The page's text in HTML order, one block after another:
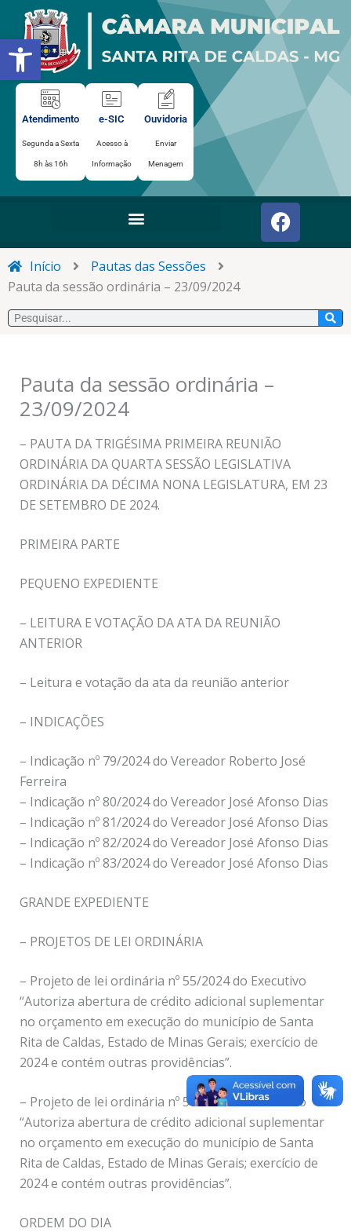
Abrir a barra de ferramentas
para
conteúdo
Atendimento
Segunda a Sexta
8h às 16h
e-SIC
Acesso à
Informação
Ouvidoria
Enviar
Menagem
F
a
c
o
o
Início
Pautas das Sessões
Pauta da sessão ordinária – 23/09/2024
Pesquisar
Pauta da sessão ordinária –
23/09/2024
– PAUTA DA TRIGÉSIMA PRIMEIRA REUNIÃO
ORDINÁRIA DA QUARTA SESSÃO LEGISLATIVA
ORDINÁRIA DA DÉCIMA NONA LEGISLATURA, EM 23
DE SETEMBRO DE 2024.
PRIMEIRA PARTE
PEQUENO EXPEDIENTE
– LEITURA E VOTAÇÃO DA ATA DA REUNIÃO
ANTERIOR
– Leitura e votação da ata da reunião anterior
– INDICAÇÕES
– Indicação nº 79/2024 do Vereador Roberto José
Ferreira
– Indicação nº 80/2024 do Vereador José Afonso Dias
– Indicação nº 81/2024 do Vereador José Afonso Dias
– Indicação nº 82/2024 do Vereador José Afonso Dias
– Indicação nº 83/2024 do Vereador José Afonso Dias
GRANDE EXPEDIENTE
– PROJETOS DE LEI ORDINÁRIA
– Projeto de lei ordinária nº 55/2024 do Executivo
“Autoriza abertura de crédito adicional suplementar
no orçamento em execução do município de Santa
Rita de Caldas, Estado de Minas Gerais; exercício de
2024 e contém outras providências”.
– Projeto de lei ordinária nº 56/2024 do Executivo
“Autoriza abertura de crédito adicional suplementar
no orçamento em execução do município de Santa
Rita de Caldas, Estado de Minas Gerais; exercício de
2024 e contém outras providências”.
ORDEM DO DIA